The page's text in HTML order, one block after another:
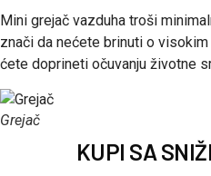
Mini grejač vazduha troši
znači da nećete brinuti o
ćete doprineti očuvanju životne
Grejač
KUPI SA